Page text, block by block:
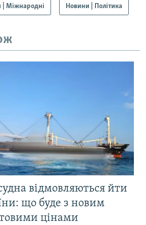
| Міжнародні Новини | Політика
відмовляються йти
що буде з новим
цінами